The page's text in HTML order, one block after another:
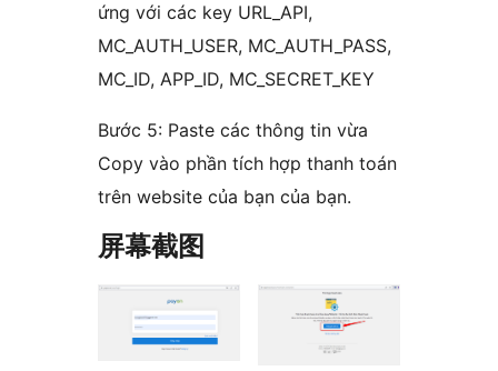
ứng với các key URL_API,
MC_AUTH_USER, MC_AUTH_PASS,
MC_ID, APP_ID, MC_SECRET_KEY
Bước 5: Paste các thông tin vừa
Copy vào phần tích hợp thanh toán
trên website của bạn của bạn.
屏幕截图